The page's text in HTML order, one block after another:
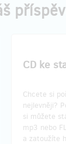
CD ke
Chcete si
nejlevněji?
si můžete
mp3 nebo
a zatoužíte